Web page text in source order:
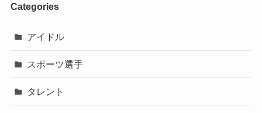
Categories
アイドル
スポーツ選手
タレント